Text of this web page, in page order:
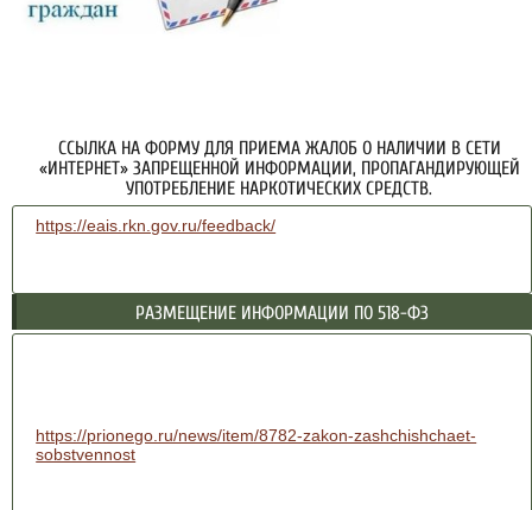
ССЫЛКА НА ФОРМУ ДЛЯ ПРИЕМА ЖАЛОБ О НАЛИЧИИ В СЕТИ
«ИНТЕРНЕТ» ЗАПРЕЩЕННОЙ ИНФОРМАЦИИ, ПРОПАГАНДИРУЮЩЕЙ
УПОТРЕБЛЕНИЕ НАРКОТИЧЕСКИХ СРЕДСТВ.
https://eais.rkn.gov.ru/feedback/
РАЗМЕЩЕНИЕ ИНФОРМАЦИИ ПО 518-ФЗ
https://prionego.ru/news/item/8782-zakon-zashchishchaet-
sobstvennost